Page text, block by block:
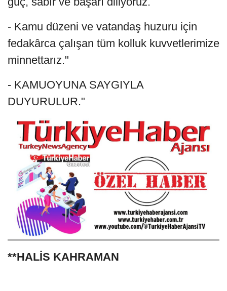
- Kamu düzeni ve vatandaş huzuru için
fedakârca çalışan tüm kolluk kuvvetlerimize
minnettarız."
- KAMUOYUNA SAYGIYLA
DUYURULUR."
**HALİS KAHRAMAN